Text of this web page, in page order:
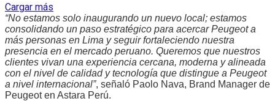
Cargar más
“No estamos solo inaugurando un nuevo local; estamos
consolidando un paso estratégico para acercar Peugeot a
más personas en Lima y seguir fortaleciendo nuestra
presencia en el mercado peruano. Queremos que nuestros
clientes vivan una experiencia cercana, moderna y alineada
con el nivel de calidad y tecnología que distingue a Peugeot
a nivel internacional”, señaló Paolo Nava, Brand Manager de
Peugeot en Astara Perú.